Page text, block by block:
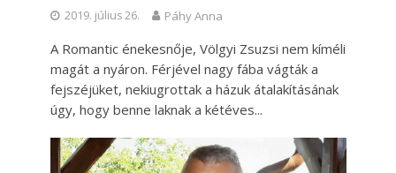
2019. július 26. Páhy Anna
A Romantic énekesnője, Völgyi Zsuzsi nem kíméli
magát a nyáron. Férjével nagy fába vágták a
fejszéjüket, nekiugrottak a házuk átalakításának
úgy, hogy benne laknak a kétéves...